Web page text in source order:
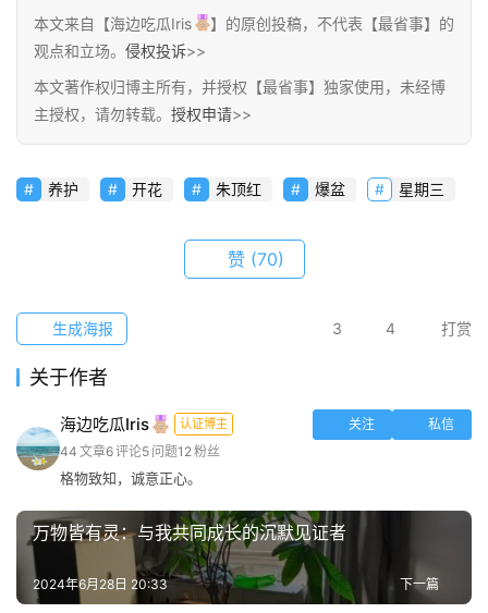
本文来自【海边吃瓜Iris
】的原创投稿，不代表【最省事】的
观点和立场。 侵权投诉>>
本文著作权归博主所有，并授权【最省事】独家使用，未经博
主授权，请勿转载。 授权申请>>
养护 开花 朱顶红 爆盆 星期三
赞 (70)
3 4 打赏
生成海报
关于作者
海边吃瓜Iris 认证博主 关注
私信
44 文章6评论5 问题12粉丝
格物致知，诚意正心。
万物皆有灵：与我共同成长的沉默见证者
下一篇
2024年6月28日 20:33